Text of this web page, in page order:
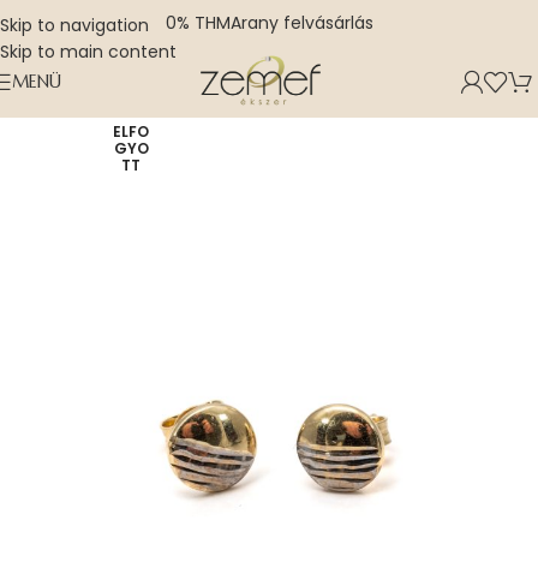
Skip to navigation
Skip to main content
0% THMArany felvásárlás
MENÜ
ELFO
GYO
TT